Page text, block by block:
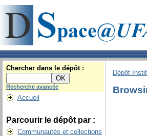
Chercher dans le dépôt :
Recherche avancée
Accueil
Parcourir le dépôt par :
Communautés et collections
Dépôt